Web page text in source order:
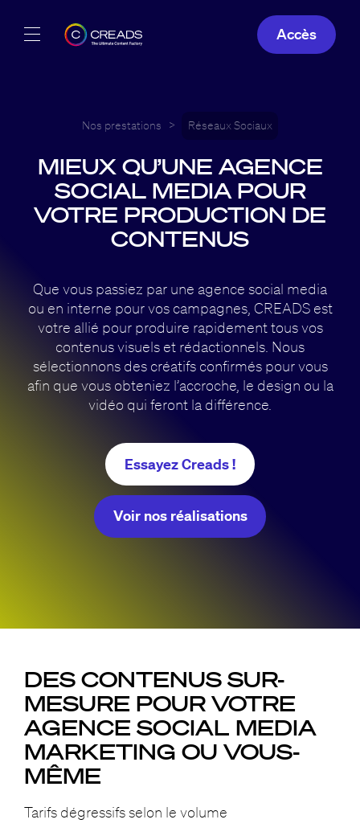
À propos
Guide
FR
Accès
Nos prestations > Réseaux Sociaux
MIEUX QU’UNE AGENCE
SOCIAL MEDIA POUR
VOTRE PRODUCTION DE
CONTENUS
Que vous passiez par une agence social media
ou en interne pour vos campagnes, CREADS est
votre allié pour produire rapidement tous vos
contenus visuels et rédactionnels. Nous
sélectionnons des créatifs confirmés pour vous
afin que vous obteniez l’accroche, le design ou la
vidéo qui feront la différence.
Essayez Creads !
Voir nos réalisations
DES CONTENUS SUR-
MESURE POUR VOTRE
AGENCE SOCIAL MEDIA
MARKETING OU VOUS-
MÊME
Tarifs dégressifs selon le volume